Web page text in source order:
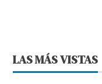
LAS MÁS VISTAS